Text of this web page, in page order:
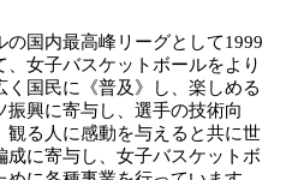
の国内最高峰リーグとして1999
女子バスケットボールをより
国民に《普及》し、楽しめる
興に寄与し、選手の技術向
観る人に感動を与えると共に世
に寄与し、女子バスケットボ